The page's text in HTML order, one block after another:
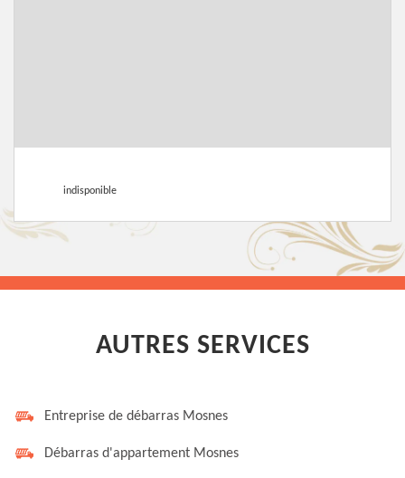
indisponible
AUTRES SERVICES
Entreprise de débarras Mosnes
Débarras d'appartement Mosnes